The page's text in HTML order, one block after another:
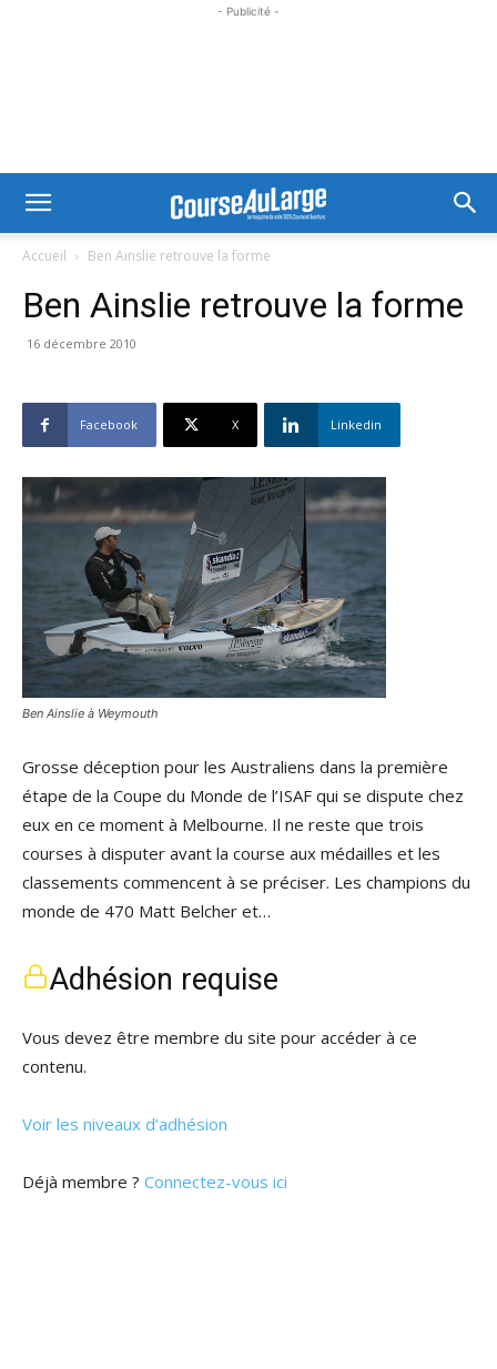
- Publicité -
Accueil Ben Ainslie retrouve la forme
Ben Ainslie retrouve la forme
16 décembre 2010
Facebook X Linkedin
Ben Ainslie à Weymouth
Grosse déception pour les Australiens dans la première
étape de la Coupe du Monde de l’ISAF qui se dispute chez
eux en ce moment à Melbourne. Il ne reste que trois
courses à disputer avant la course aux médailles et les
classements commencent à se préciser. Les champions du
monde de 470 Matt Belcher et…
Adhésion requise
Vous devez être membre du site pour accéder à ce
contenu.
Voir les niveaux d’adhésion
Déjà membre ? Connectez-vous ici